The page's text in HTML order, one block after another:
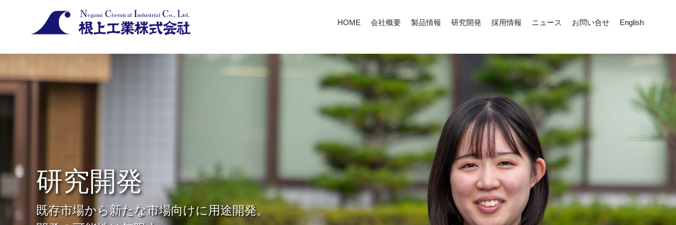
HOME 会社概要 製品情報 研究開発 採用情報 ニュース お問い合せ English
研究開発
既存市場から新たな市場向けに用途開発。